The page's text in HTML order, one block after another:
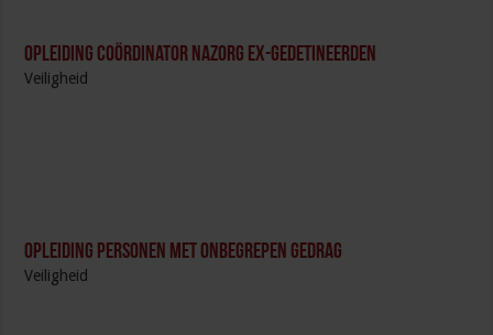
Opleiding Coördinator nazorg ex-gedetineerden
Veiligheid
Opleiding Personen met onbegrepen gedrag
Veiligheid